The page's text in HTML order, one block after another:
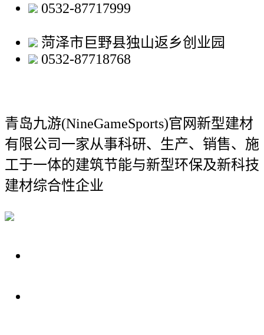
0532-87717999
菏泽市巨野县独山返乡创业园
0532-87718768
青岛九游(NineGameSports)官网新型建材
有限公司一家从事科研、生产、销售、施
工于一体的建筑节能与新型环保及新科技
建材综合性企业